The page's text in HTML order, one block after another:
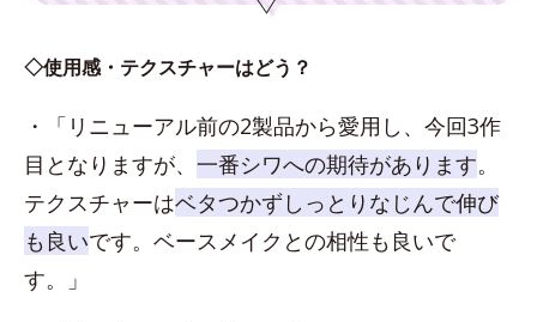
◇使用感・テクスチャーはどう？
・「リニューアル前の2製品から愛用し、今回3作
目となりますが、 一番シワへの期待があります。
テクスチャーはベタつかずしっとりなじんで伸び
も良いです。ベースメイクとの相性も良いで
す。」